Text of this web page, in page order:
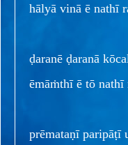
hālyā vinā ē nathī
ḍaranē ḍaranā
ēmāṁthī ē tō nathī
prēmataṇī paripāṭī